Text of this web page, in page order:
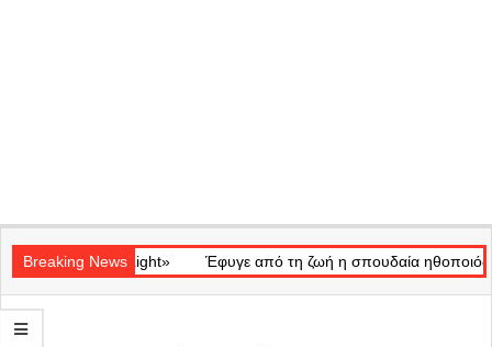
Navigation
Menu
Breaking News
«Ray of Light» Έφυγε από τη ζωή η σπουδαία ηθοποιός